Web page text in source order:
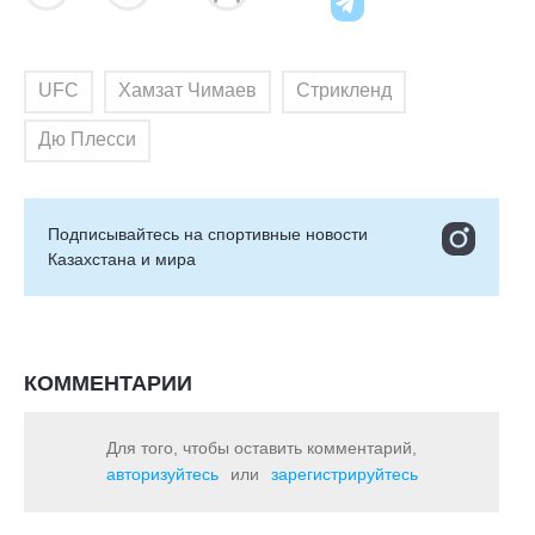
UFC Хамзат Чимаев Стрикленд
Дю Плесси
Подписывайтесь на cпортивные новости
Казахстана и мира
КОММЕНТАРИИ
Для того, чтобы оставить комментарий,
авторизуйтесь
или зарегистрируйтесь